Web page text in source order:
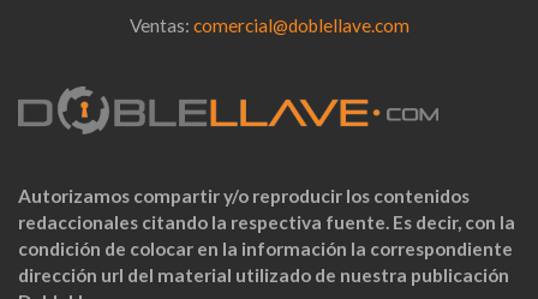
Ventas: comercial@doblellave.com
Autorizamos compartir y/o reproducir los contenidos
redaccionales citando la respectiva fuente. Es decir, con la
condición de colocar en la información la correspondiente
dirección url del material utilizado de nuestra publicación